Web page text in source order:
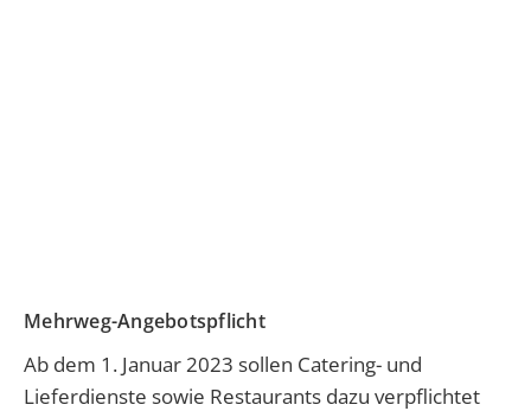
Mehrweg-Angebotspflicht
Ab dem 1. Januar 2023 sollen Catering- und
Lieferdienste sowie Restaurants dazu verpflichtet